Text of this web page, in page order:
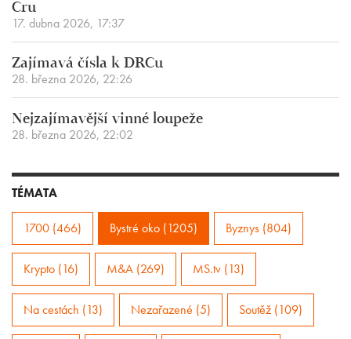
Cru
17. dubna 2026, 17:37
Zajímavá čísla k DRCu
28. března 2026, 22:26
Nejzajímavější vinné loupeže
28. března 2026, 22:02
TÉMATA
1700 (466) Bystré oko (1205) Byznys (804)
Krypto (16) M&A (269) MS.tv (13)
Na cestách (13) Nezařazené (5) Soutěž (109)